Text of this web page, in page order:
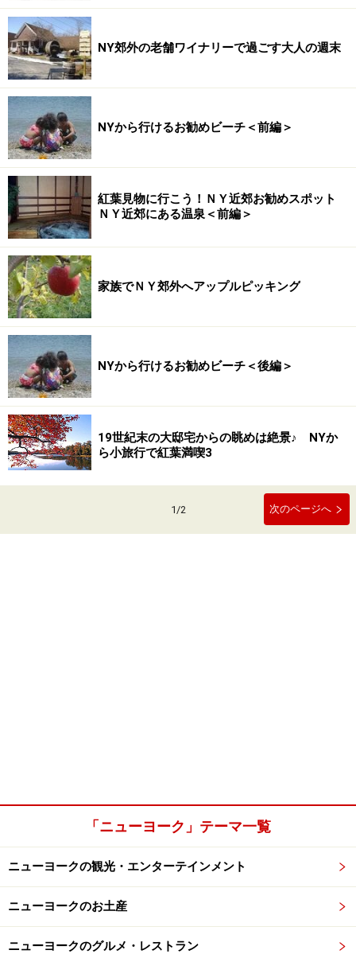
NY郊外の老舗ワイナリーで過ごす大人の週末
NYから行けるお勧めビーチ＜前編＞
紅葉見物に行こう！ＮＹ近郊お勧めスポット
ＮＹ近郊にある温泉＜前編＞
家族でＮＹ郊外へアップルピッキング
NYから行けるお勧めビーチ＜後編＞
19世紀末の大邸宅からの眺めは絶景♪ NYか
ら小旅行で紅葉満喫3
1/2 次のページへ
「ニューヨーク」テーマ一覧
ニューヨークの観光・エンターテインメント
ニューヨークのお土産
ニューヨークのグルメ・レストラン